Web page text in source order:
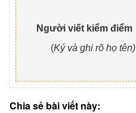
Người viết kiểm điểm
(Ký và ghi rõ họ tên)
Chia sẻ bài viết này: